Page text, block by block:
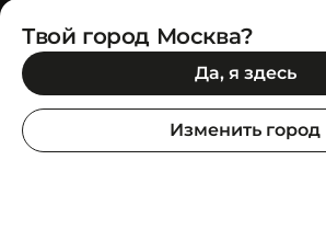
Позвони нам
+7 (499) 350-55-33
C 10:00 до 19:00
SuperStep-бот
Твой город Москва?
Да, я здесь
Изменить город